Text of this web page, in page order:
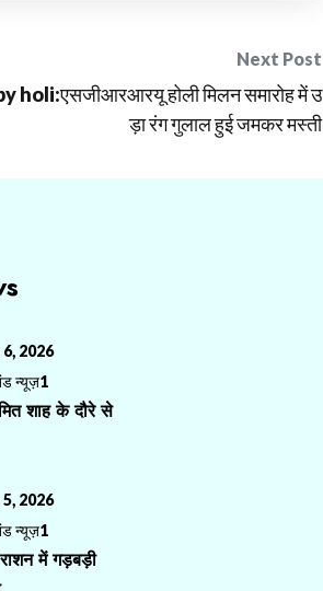
Next Post
holi:एसजीआरआरयू होली मिलन समारोह में उ
ड़ा रंग गुलाल हुई जमकर मस्ती
2026
न्यूज़1
शाह के दौरे से
2026
न्यूज़1
में गड़बड़ी